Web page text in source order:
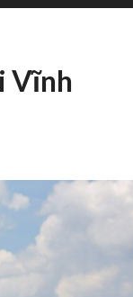
Vĩnh